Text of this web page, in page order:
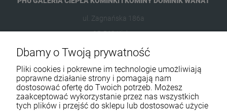
ul. Zagnańska 186a
25-563 Kielce
601954074
biuro@ikominki.pl
Pomoc
Dbamy o Twoją prywatność
Pliki cookies i pokrewne im technologie umożliwiają
poprawne działanie strony i pomagają nam
dostosować ofertę do Twoich potrzeb. Możesz
zaakceptować wykorzystanie przez nas wszystkich
tych plików i przejść do sklepu lub dostosować użycie